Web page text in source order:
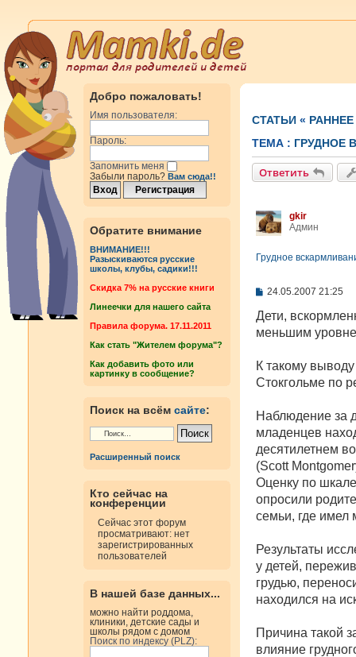
Добро пожаловать!
Имя пользователя:
Пароль:
Запомнить меня
Забыли пароль? Вам сюда!!
Обратите внимание
ВНИМАНИЕ!!!
Разыскиваются русские
школы, клубы, садики!!!
Cкидка 7% на русские книги
Линеечки для нашего сайта
Правила форума. 17.11.2011
Как стать "Жителем форума"?
Как добавить фото или
картинку в сообщение?
Поиск на всём сайте:
Расширенный поиск
Кто сейчас на
конференции
Сейчас этот форум
просматривают: нет
зарегистрированных
пользователей
В нашей базе данных...
можно найти роддома,
клиники, детские сады и
школы рядом с домом
Поиск по индексу (PLZ):
СТАТЬИ «
ТЕМА : ГРУДНОЕ
Ответить
gkir
Админ
Грудное
С
о
б
щ
и
е
24.05.2007 21:25
Дети,
меньшим
К такому
Стокгольме по
Наблюдение за
младенцев
десятилетнем
(Scott
Оценку по
опросили
семьи, где имел
Результаты
у детей,
грудью,
находился на
Причина такой
влияние